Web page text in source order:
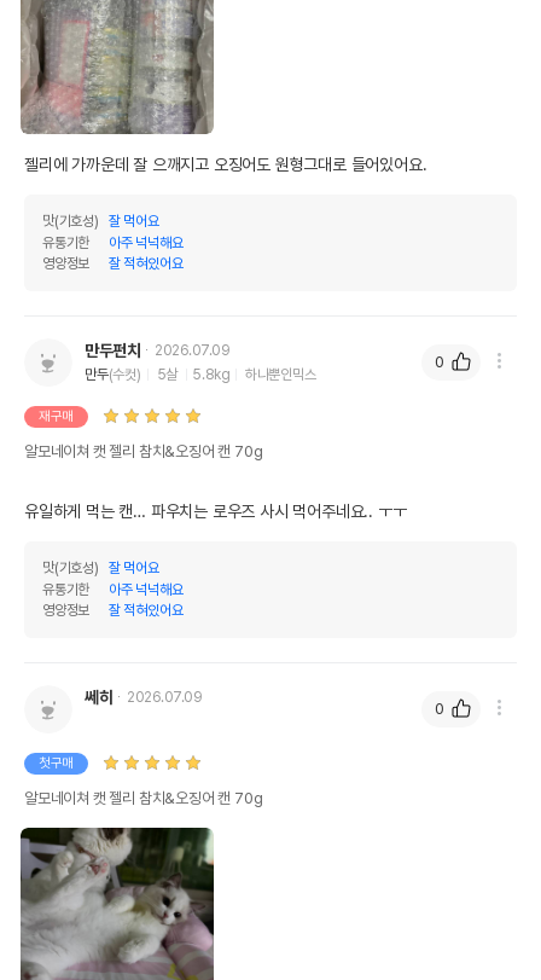
젤리에 가까운데 잘 으깨지고 오징어도 원형그대로 들어있어요.
맛(기호성)
잘 먹어요
유통기한
아주 넉넉해요
영양정보
잘 적혀있어요
만두펀치
2026.07.09
만두(수컷) 5살 5.8kg 하나뿐인믹스
재구매
알모네이쳐 캣 젤리 참치&오징어 캔 70g
맛(기호성)
잘 먹어요
유통기한
아주 넉넉해요
영양정보
잘 적혀있어요
0
쎄히 2026.07.09
첫구매
알모네이쳐 캣 젤리 참치&오징어 캔 70g
0